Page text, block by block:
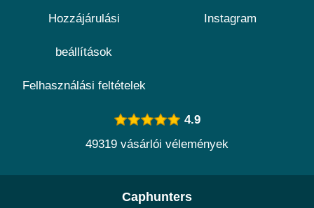
Hozzájárulási
beállítások
Felhasználási feltételek
Instagram
4.9
49319 vásárlói vélemények
Caphunters